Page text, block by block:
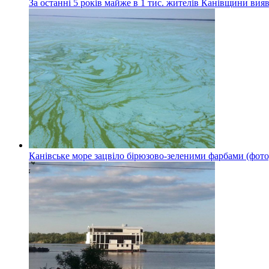
За останні 5 років майже в 1 тис. жителів Канівщини
Канівське море зацвіло бірюзово-зеленими фарбами